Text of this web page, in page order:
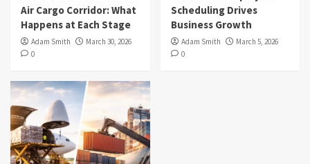
Air Cargo Corridor: What
Happens at Each Stage
Adam Smith
March 30, 2026
0
Scheduling Drives
Business Growth
Adam Smith
March 5, 2026
0